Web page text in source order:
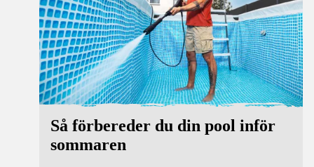
Så förbereder du din pool inför
sommaren